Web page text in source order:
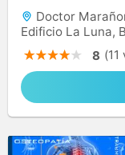
Doctor
Edificio La Luna,
8